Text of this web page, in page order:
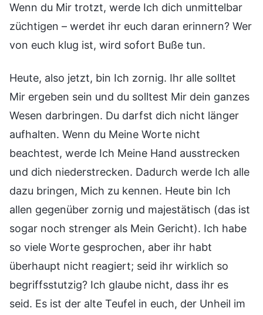
Wenn du Mir trotzt, werde Ich dich unmittelbar
züchtigen – werdet ihr euch daran erinnern? Wer
von euch klug ist, wird sofort Buße tun.
Heute, also jetzt, bin Ich zornig. Ihr alle solltet
Mir ergeben sein und du solltest Mir dein ganzes
Wesen darbringen. Du darfst dich nicht länger
aufhalten. Wenn du Meine Worte nicht
beachtest, werde Ich Meine Hand ausstrecken
und dich niederstrecken. Dadurch werde Ich alle
dazu bringen, Mich zu kennen. Heute bin Ich
allen gegenüber zornig und majestätisch (das ist
sogar noch strenger als Mein Gericht). Ich habe
so viele Worte gesprochen, aber ihr habt
überhaupt nicht reagiert; seid ihr wirklich so
begriffsstutzig? Ich glaube nicht, dass ihr es
seid. Es ist der alte Teufel in euch, der Unheil im